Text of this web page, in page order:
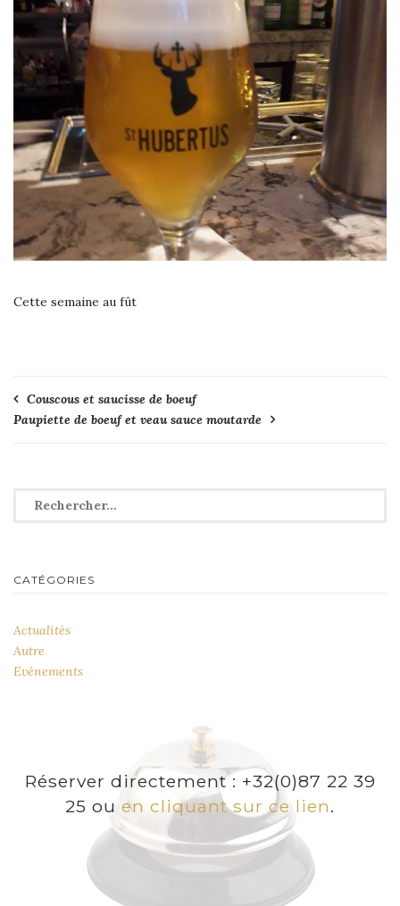
Cette semaine au fût
Navigation
de
Couscous et saucisse de boeuf
Paupiette de boeuf et veau sauce moutarde
Rechercher :
CATÉGORIES
Actualités
Autre
Evénements
Réserver directement : +32(0)87 22 39
25 ou en cliquant sur ce lien.